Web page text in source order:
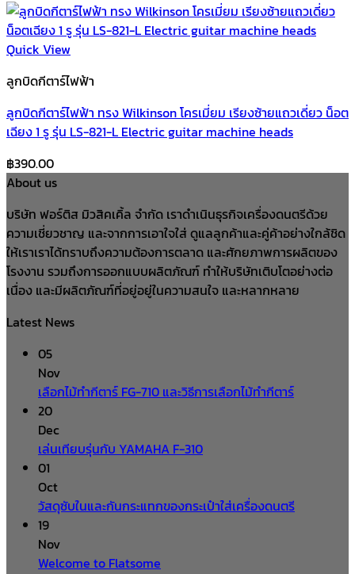
Quick View
ลูกบิดกีตาร์ไฟฟ้า
ลูกบิดกีตาร์ไฟฟ้า ทรง Wilkinson โครเมี่ยม เรียงซ้ายแถวเดี่ยว น็อต
เฉียง 1 รู รุ่น LS-821-L Electric guitar machine heads
฿390.00
About us
บริษัท ฟอร์ติส มิวสิคเคิ้ล จำกัด เราดำเนินธุรกิจเครื่องดนตรีด้วย
ความเชี่ยวชาญ และจากการเอาใจใส่ ดูแลลูกค้าและคู่ค้าอย่างใกล้ชิด
ให้เราเราได้ทราบถึงความต้องการตลาด และศักยภาพการผลิตของ
โรงงาน รวมถึงการออกแบบผลิตภัณฑ์ ทำให้บริษัทเติบโตอย่างต่อ
เนื่อง และมีผลิตภัณฑ์ที่อยู่อยู่ในความสนใจ และหลากหลาย
Latest News
05
Nov
เลือกไม้ทำกีตาร์ FG-710 และวิธีการเลือกไม้ทำกีตาร์
20
Dec
เล่นเทียบรุ่นกับ YAMAHA F-310
01
Oct
วัสดุซับในและกันกระแทกของกระเป๋าใส่เครื่องดนตรี
19
Nov
Welcome to Flatsome